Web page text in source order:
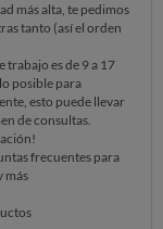
más alta, te pedimos
tanto (así el orden
trabajo es de 9 a 17
posible para
esto puede llevar
de consultas.
frecuentes para
más